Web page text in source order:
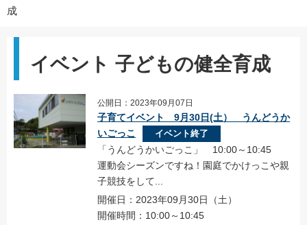
成
イベント 子どもの健全育成
公開日：2023年09月07日
子育てイベント 9月30日(土） うんどうか
いごっこ
イベント終了
「うんどうかいごっこ」 10:00～10:45
運動会シーズンですね！園庭でかけっこや親
子競技をして...
開催日：2023年09月30日（土）
開催時間：10:00～10:45